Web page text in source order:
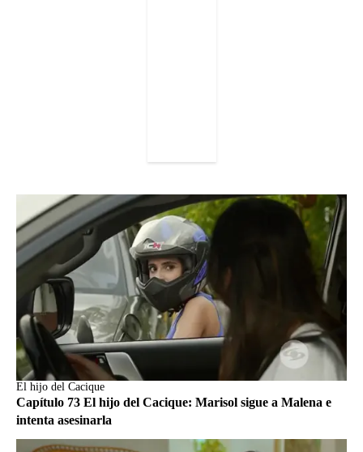
El hijo del Cacique
Capítulo 73 El hijo del Cacique: Marisol sigue a Malena e
intenta asesinarla